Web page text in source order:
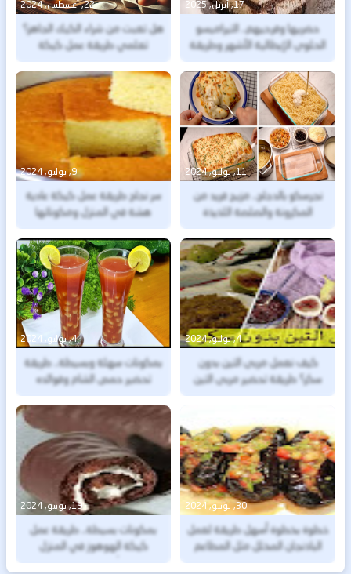
17, أبريل, 2025
حضريها وفرحيهم.. التيراميسو
الحلوى الإيطالية الأشهر وطريقة
تحضيرها بسهولة في المنزل
22, أغسطس, 2024
هل تعبت من شراء الكيك الجاهز؟
تعلمي طريقة عمل كيكة
شوكولاتة في دقائق
11, يوليو, 2024
نجرسكو بالدجاج.. مزيج فريد من
المكرونة والصلصة اللذيذة
9, يوليو, 2024
سر نجاح طريقة عمل كيكة عادية
هشة في المنزل ومكوناتها
4, يوليو, 2024
كيف نعمل مربى التين بدون
سكر؟ طريقة تحضير مربى التين
بدون سكر وفوائدها العديدة
4, يوليو, 2024
بمكونات سهلة وبسيطة.. طريقة
تحضير حمص الشام وفوائده
الكبيرة على الجسم
30, يونيو, 2024
خطوة بخطوة أسهل طريقة لعمل
الباذنجان المخلل مثل المطاعم
الفاخرة
19, يونيو, 2024
بمكونات بسيطة.. طريقة عمل
كيكة الهوهوز في المنزل
للأطفال والكبار